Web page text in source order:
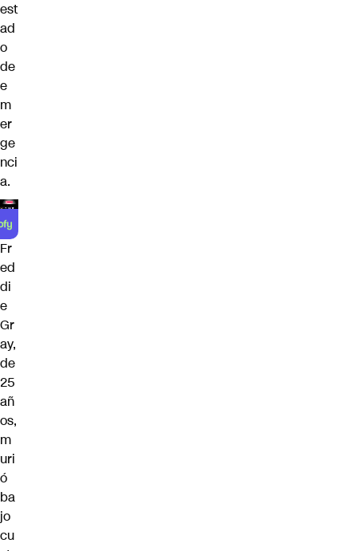
est
ad
o
de
e
m
er
ge
nci
a.
Fr
ed
di
e
Gr
ay,
de
25
añ
os,
m
uri
ó
ba
jo
cu